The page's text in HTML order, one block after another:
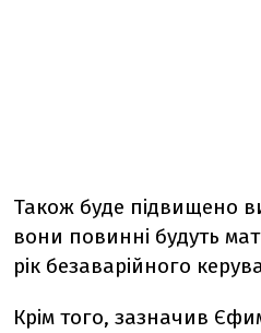
Також буде підвищено
вони повинні будуть
рік безаварійного
Крім того, зазначив